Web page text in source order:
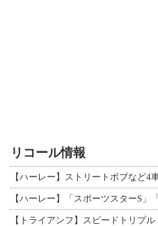
リコール情報
【ハーレー】ストリートボブなど4
【トライアンフ】スピードトリプ